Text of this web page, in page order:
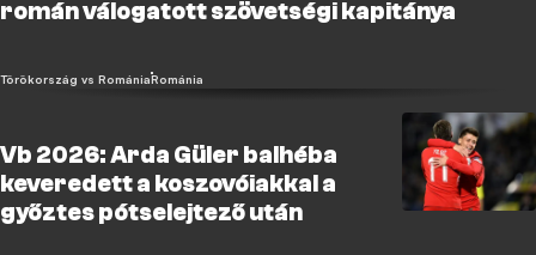
román válogatott szövetségi kapitánya
Törökország vs RomániaRománia
Vb 2026: Arda Güler balhéba
keveredett a koszovóiakkal a
győztes pótselejtező után